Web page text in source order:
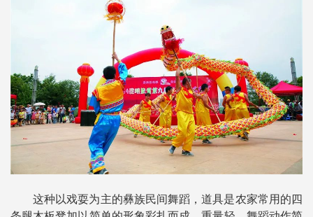
这种以戏耍为主的彝族民间舞蹈，道具是农家常用的四